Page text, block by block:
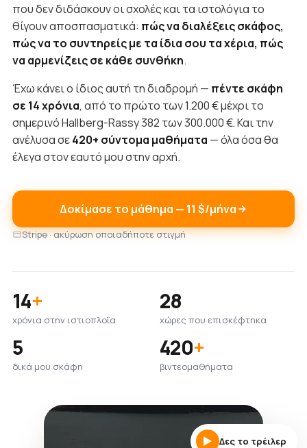
που δεν διδάσκουν οι σχολές και τα ιστολόγια το
θίγουν αποσπασματικά: πώς να διαλέξεις σκάφος,
πώς να το συντηρείς με τα ίδια σου τα χέρια, πώς
να αρμενίζεις σε κάθε συνθήκη.
Έχω κάνει ο ίδιος αυτή τη διαδρομή — πέντε σκάφη
σε 14 χρόνια, από το πρώτο των 1.200 € μέχρι το
σημερινό Hallberg-Rassy 382 των 300.000 €. Και την
ανέλυσα σε420+ σύντομα μαθήματα — όλα όσα θα
έλεγα στον εαυτό μου στην αρχή.
Δοκίμασε το μάθημα — 11 $/μήνα
Stripe · ακύρωση οποιαδήποτε στιγμή
14+
χρόνια στην ιστιοπλοΐα
28
χώρες που επισκέφτηκα
5
δικά μου σκάφη
420+
βιντεομαθήματα
Δες το τρέιλερ